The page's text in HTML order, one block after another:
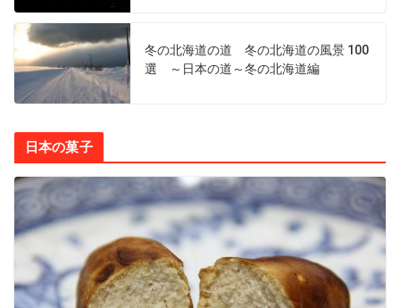
冬の北海道の道 冬の北海道の風景 100
選 ～日本の道～冬の北海道編
日本の菓子